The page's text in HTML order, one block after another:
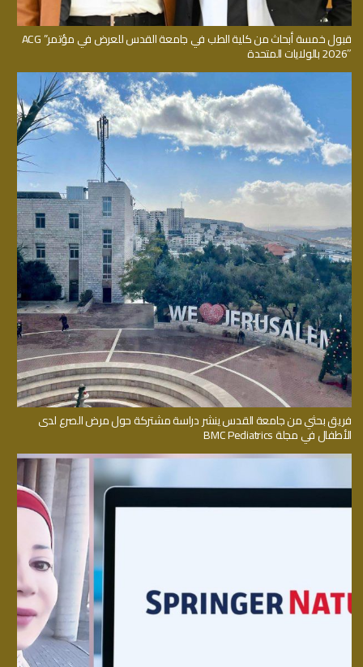
قبول خمسة أبحاث من كلية الطب في جامعة القدس للعرض في مؤتمر” ACG
2026″ بالولايات المتحدة
فريق بحثي من جامعة القدس ينشر دراسة مشتركة حول مرض الصرع لدى
الأطفال في مجلة BMC Pediatrics